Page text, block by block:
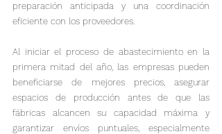
preparación anticipada y una coordinación
eficiente con los proveedores.
Al iniciar el proceso de abastecimiento en la
primera mitad del año, las empresas pueden
beneficiarse de mejores precios, asegurar
espacios de producción antes de que las
fábricas alcancen su capacidad máxima y
garantizar envíos puntuales, especialmente